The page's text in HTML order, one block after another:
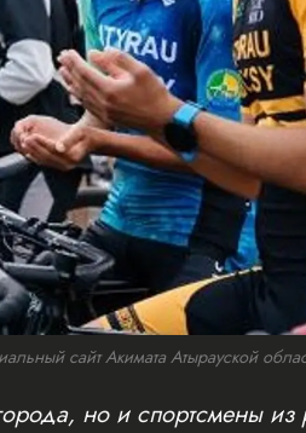
сайт Акимата Атырауской
но и спортсмены из